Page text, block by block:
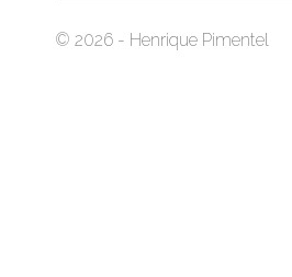
© 2026 - Henrique Pimentel